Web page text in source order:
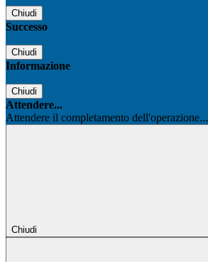
Chiudi
Successo
Chiudi
Informazione
Chiudi
Attendere...
Attendere il completamento dell'operazione...
Chiudi